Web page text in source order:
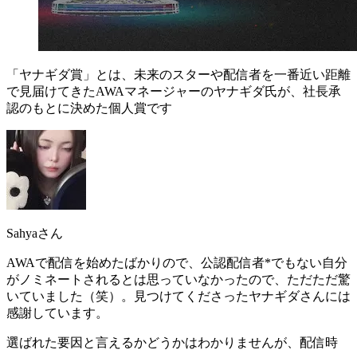
「ヤナギダ賞」とは、未来のスターや配信者を一番近い距離
で見届けてきたAWAマネージャーのヤナギダ氏が、社長承
認のもとに決めた個人賞です
Sahyaさん
AWAで配信を始めたばかりので、公認配信者*でもない自分
がノミネートされるとは思っていなかったので、ただただ驚
いていました（笑）。見つけてくださったヤナギダさんには
感謝しています。
選ばれた要因と言えるかどうかはわかりませんが、配信時